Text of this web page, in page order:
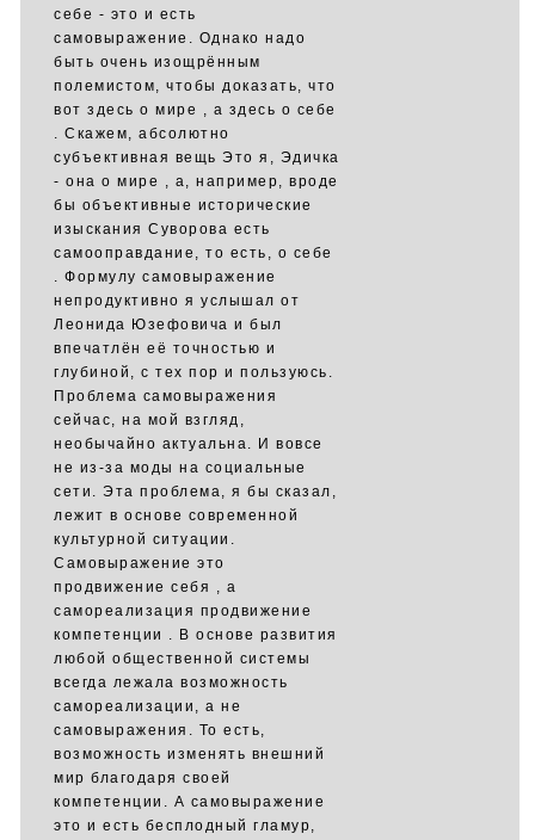
себе - это и есть
самовыражение. Однако надо
быть очень изощрённым
полемистом, чтобы доказать, что
вот здесь о мире , а здесь о себе
. Скажем, абсолютно
субъективная вещь Это я, Эдичка
- она о мире , а, например, вроде
бы объективные исторические
изыскания Суворова есть
самооправдание, то есть, о себе
. Формулу самовыражение
непродуктивно я услышал от
Леонида Юзефовича и был
впечатлён её точностью и
глубиной, с тех пор и пользуюсь.
Проблема самовыражения
сейчас, на мой взгляд,
необычайно актуальна. И вовсе
не из-за моды на социальные
сети. Эта проблема, я бы сказал,
лежит в основе современной
культурной ситуации.
Самовыражение это
продвижение себя , а
самореализация продвижение
компетенции . В основе развития
любой общественной системы
всегда лежала возможность
самореализации, а не
самовыражения. То есть,
возможность изменять внешний
мир благодаря своей
компетенции. А самовыражение
это и есть бесплодный гламур,